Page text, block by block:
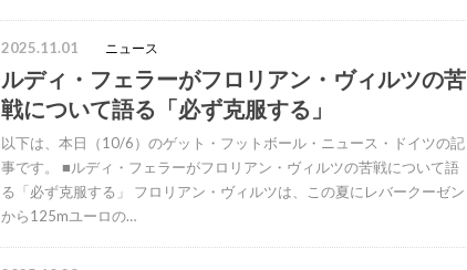
2025.11.01 ニュース
ルディ・フェラーがフロリアン・ヴィルツの苦
戦について語る「必ず克服する」
以下は、本日（10/6）のゲット・フットボール・ニュース・ドイツの記
事です。 ■ルディ・フェラーがフロリアン・ヴィルツの苦戦について語
る「必ず克服する」 フロリアン・ヴィルツは、この夏にレバークーゼン
から125mユーロの…